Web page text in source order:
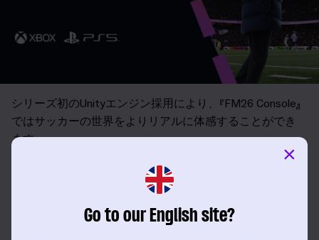
シリーズ初のUnityエンジン採用により、『FM26 Console』
ではサッカーの世界をよりリアルに体感することができ
ます。
直感的でスムーズな操作性に加え、刷新されたユーザー
インターフェースと、シリーズ史上もっとも臨場感あふ
間を、これまで以上に身近に感じられます。
Go to our English site?
×